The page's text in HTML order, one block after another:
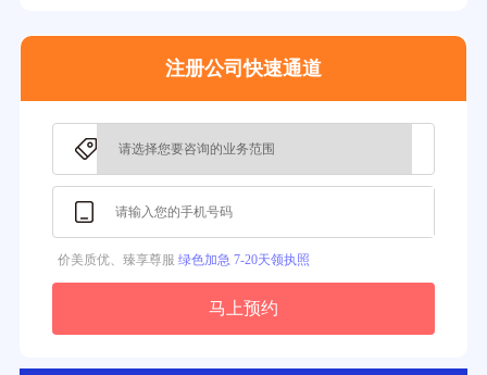
37分钟前用户提问：在美国注册公司选择哪个州比较好？
3分钟前用户提问：注册新加坡公司要求？
注册公司快速通道
价美质优、臻享尊服 绿色加急 7-20天领执照
马上预约